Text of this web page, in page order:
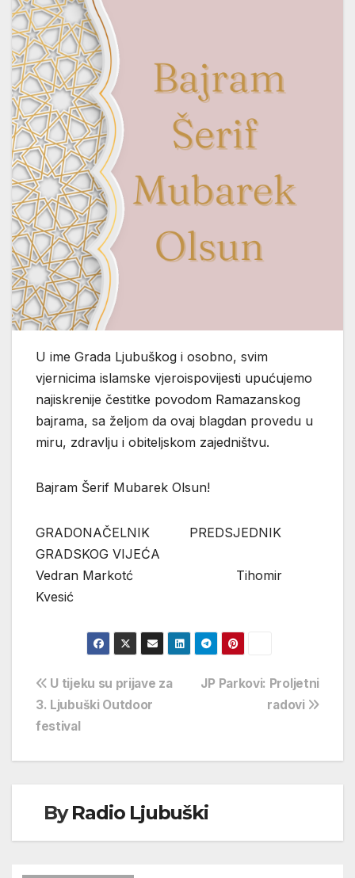
U ime Grada Ljubuškog i osobno, svim
vjernicima islamske vjeroispovijesti upućujemo
najiskrenije čestitke povodom Ramazanskog
bajrama, sa željom da ovaj blagdan provedu u
miru, zdravlju i obiteljskom zajedništvu.
Bajram Šerif Mubarek Olsun!
GRADONAČELNIK PREDSJEDNIK
GRADSKOG VIJEĆA
Vedran Markotć Tihomir
Kvesić
Navigacija
objava
JP Parkovi: Proljetni
radovi
U tijeku su prijave za
3. Ljubuški Outdoor
festival
ByRadio Ljubuški